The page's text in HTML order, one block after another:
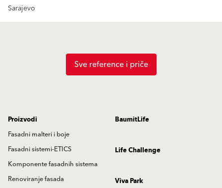
Sarajevo
Sve reference i priče
Proizvodi
Fasadni malteri i boje
Fasadni sistemi-ETICS
Komponente fasadnih sistema
Renoviranje fasada
BaumitLife
Life Challenge
Viva Park